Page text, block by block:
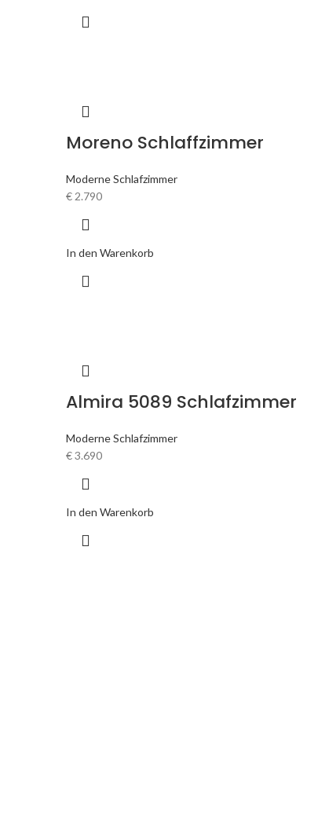
Moreno Schlaffzimmer
Moderne Schlafzimmer
€ 2.790
In den Warenkorb
Almira 5089 Schlafzimmer
Moderne Schlafzimmer
€3.690
In den Warenkorb